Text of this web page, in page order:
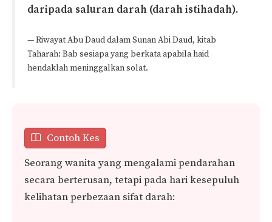
daripada saluran darah (darah istihadah).
— Riwayat Abu Daud dalam Sunan Abi Daud, kitab
Taharah: Bab sesiapa yang berkata apabila haid
hendaklah meninggalkan solat.
Contoh Kes
Seorang wanita yang mengalami pendarahan
secara berterusan, tetapi pada hari kesepuluh
kelihatan perbezaan sifat darah: